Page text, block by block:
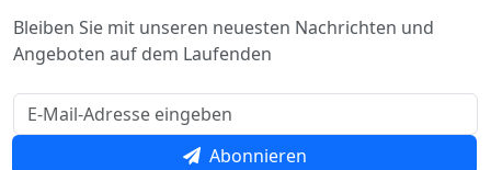
Bleiben Sie mit unseren neuesten Nachrichten und
Angeboten auf dem Laufenden
Abonnieren